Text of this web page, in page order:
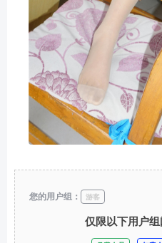
仅限以下用户
您的用户组： 游客